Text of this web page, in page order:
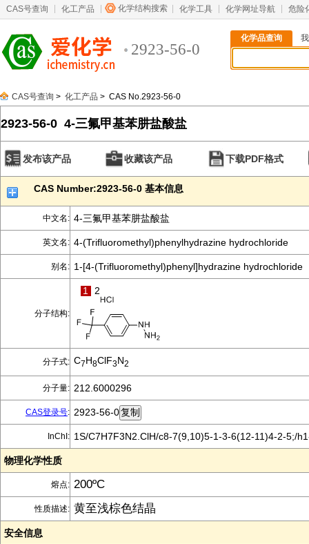
CAS号查询 化工产品 化学结构搜索 化学工具 化学网址导航 危险
2923-56-0
化学品查询
CAS号查询 > 化工产品 > CAS No.2923-56-0
2923-56-0 4-三氟甲基苯肼盐酸盐
发布该产品 收藏该产品 下载PDF格式
CAS Number:2923-56-0 基本信息
中文名: 4-三氟甲基苯肼盐酸盐
英文名: 4-(Trifluoromethyl)phenylhydrazine hydrochloride
别名: 1-[4-(Trifluoromethyl)phenyl]hydrazine hydrochloride
分子结构:
1 2
分子式: C7H8ClF3N2
分子量: 212.6000296
CAS登录号: 2923-56-0
InChI: 1S/C7H7F3N2.ClH/c8-7(9,10)5-1-3-6(12-11)4-2-5;/
物理化学性质
熔点: 200ºC
性质描述: 黄至浅棕色结晶
安全信息